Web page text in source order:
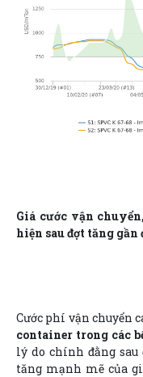
Giá cước vận
hiện sau đợt tăng gần
Cước phí vận chuyển
container trong các
lý do chính đằng
tăng mạnh mẽ của